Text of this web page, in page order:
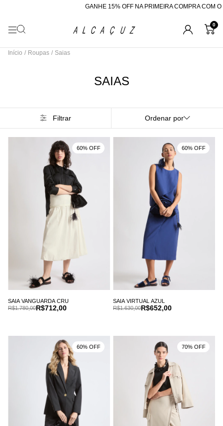
GANHE 15% OFF NA PRIMEIRA COMPRA COM O CUPOM
0
Início / Roupas / Saias
SAIAS
Filtrar Ordenar por
SAIA VANGUARDA CRU
R$712,00
R$1.780,00
60% OFF
SAIA VIRTUAL AZUL
R$652,00
R$1.630,00
60% OFF
60% OFF 70% OFF